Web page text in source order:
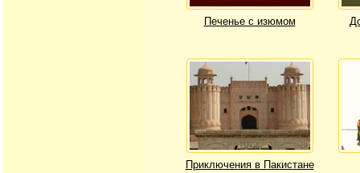
Печенье с изюмом
Приключения в Пакистане